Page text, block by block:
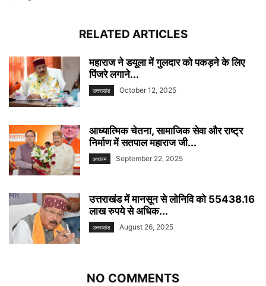
RELATED ARTICLES
महाराज ने डयूला में गुलदार को पकड़ने के लिए
पिंजरे लगाने...
उत्तराखंड October 12, 2025
आध्यात्मिक चेतना, सामाजिक सेवा और राष्ट्र
निर्माण में सतपाल महाराज जी...
अध्यात्म September 22, 2025
उत्तराखंड में मानसून से लोनिवि को 55438.16
लाख रुपये से अधिक...
उत्तराखंड August 26, 2025
NO COMMENTS